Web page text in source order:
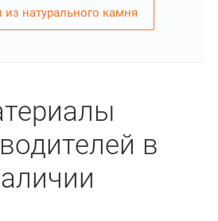
натурального камня
в